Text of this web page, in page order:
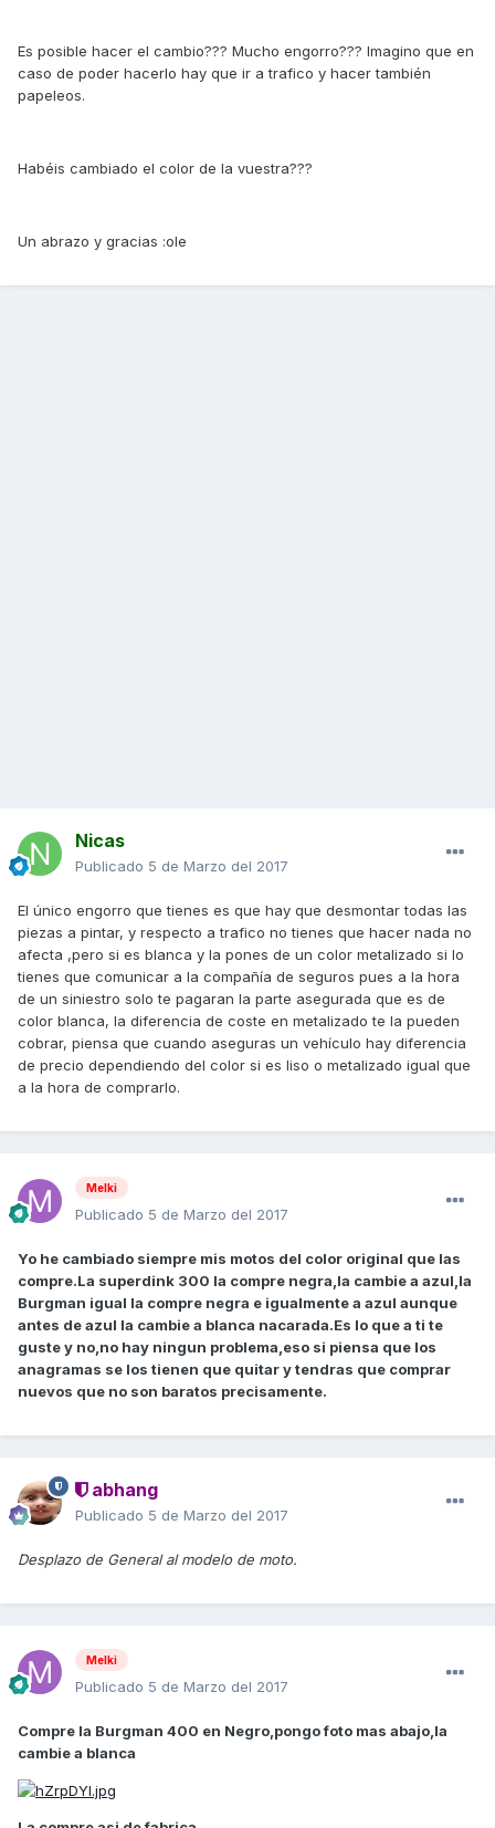
Es posible hacer el cambio??? Mucho engorro??? Imagino que en
caso de poder hacerlo hay que ir a trafico y hacer también
papeleos.
Habéis cambiado el color de la vuestra???
Un abrazo y gracias :ole
Nicas
Publicado 5 de Marzo del 2017
El único engorro que tienes es que hay que desmontar todas las
piezas a pintar, y respecto a trafico no tienes que hacer nada no
afecta ,pero si es blanca y la pones de un color metalizado si lo
tienes que comunicar a la compañía de seguros pues a la hora
de un siniestro solo te pagaran la parte asegurada que es de
color blanca, la diferencia de coste en metalizado te la pueden
cobrar, piensa que cuando aseguras un vehículo hay diferencia
de precio dependiendo del color si es liso o metalizado igual que
a la hora de comprarlo.
Melki
Publicado 5 de Marzo del 2017
Yo he cambiado siempre mis motos del color original que las
compre.La superdink 300 la compre negra,la cambie a azul,la
Burgman igual la compre negra e igualmente a azul aunque
antes de azul la cambie a blanca nacarada.Es lo que a ti te
guste y no,no hay ningun problema,eso si piensa que los
anagramas se los tienen que quitar y tendras que comprar
nuevos que no son baratos precisamente.
abhang
Publicado 5 de Marzo del 2017
Desplazo de General al modelo de moto.
Melki
Publicado 5 de Marzo del 2017
Compre la Burgman 400 en Negro,pongo foto mas abajo,la
cambie a blanca